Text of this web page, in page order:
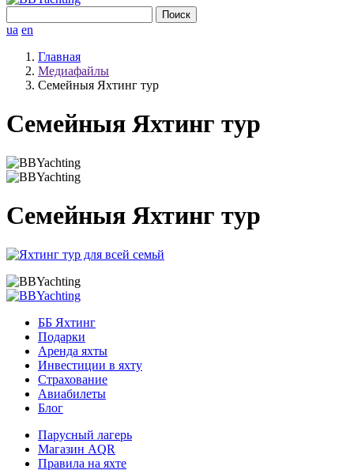
ua en
Главная
Медиафайлы
Семейныя Яхтинг тур
Семейныя Яхтинг тур
Семейныя Яхтинг тур
ББ Яхтинг
Подарки
Аренда яхты
Инвестиции в яхту
Страхование
Авиабилеты
Блог
Парусный лагерь
Магазин AQR
Правила на яхте